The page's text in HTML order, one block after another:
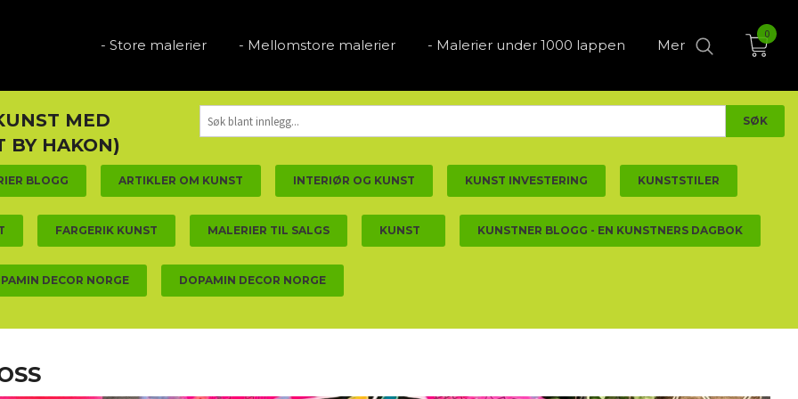
- Store malerier - Mellomstore malerier - Malerier under 1000 lappen Mer
0
MED
BY HAKON)
BLOGG ARTIKLER OM KUNST INTERIØR OG KUNST KUNST INVESTERING KUNSTSTILER
FARGERIK KUNST MALERIER TIL SALGS KUNST KUNSTNER BLOGG - EN KUNSTNERS DAGBOK
DECOR NORGE DOPAMIN DECOR NORGE